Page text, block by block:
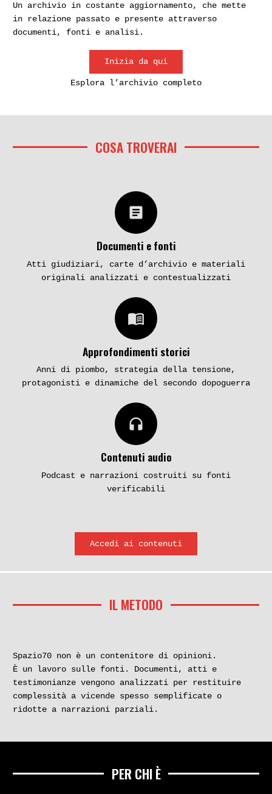
Un archivio in costante aggiornamento, che mette
in relazione passato e presente attraverso
documenti, fonti e analisi.
Inizia da qui
Esplora l’archivio completo
COSA TROVERAI
article
Documenti e fonti
Atti giudiziari, carte d’archivio e materiali
originali analizzati e contestualizzati
menu_book
Approfondimenti storici
Anni di piombo, strategia della tensione,
protagonisti e dinamiche del secondo dopoguerra
headphones
Contenuti audio
Podcast e narrazioni costruiti su fonti
verificabili
Accedi ai contenuti
IL METODO
Spazio70 non è un contenitore di opinioni.
È un lavoro sulle fonti. Documenti, atti e
testimonianze vengono analizzati per restituire
complessità a vicende spesso semplificate o
ridotte a narrazioni parziali.
PER CHI È